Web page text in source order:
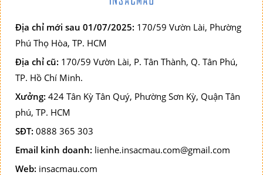
Địa chỉ mới sau 01/07/2025: 170/59 Vườn Lài, Phường
Phú Thọ Hòa, TP. HCM
Địa chỉ cũ: 170/59 Vườn Lài, P. Tân Thành, Q. Tân Phú,
TP. Hồ Chí Minh.
Xưởng: 424 Tân Kỳ Tân Quý, Phường Sơn Kỳ, Quận Tân
phú, TP. HCM
SĐT: 0888 365 303
Email kinh doanh: lienhe.insacmau.com@gmail.com
Web: insacmau.com